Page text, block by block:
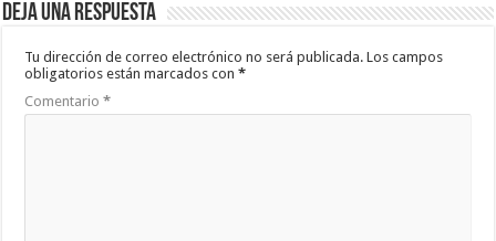
Deja una respuesta
Tu dirección de correo electrónico no será publicada. Los campos
obligatorios están marcados con*
Comentario*